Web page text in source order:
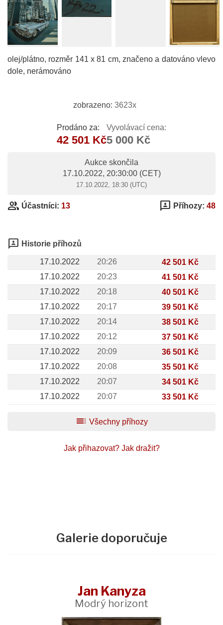
olej/plátno, rozměr 141 x 81 cm, značeno a datováno vlevo
dole, nerámováno
zobrazeno: 3623x
Prodáno za:
42 501 Kč
Vyvolávací cena:
5 000 Kč
Aukce skončila
17.10.2022, 20:30:00(CET)
17.10.2022, 18:30 (UTC)
group Účastníci: 13 3p Příhozy: 48
3p Historie příhozů
17.10.2022 20:26
42 501 Kč
17.10.2022
20:23
41 501 Kč
17.10.2022
20:18
40 501 Kč
17.10.2022
20:17
39 501 Kč
17.10.2022
20:14
38 501 Kč
17.10.2022
20:12
37 501 Kč
17.10.2022
20:09
36 501 Kč
17.10.2022
20:08
35 501 Kč
17.10.2022
20:07
34 501 Kč
17.10.2022
20:07 33 501 Kč
toc Všechny příhozy
Jak přihazovat? Jak dražit?
Galerie doporučuje
Jan Kanyza
Modrý horizont